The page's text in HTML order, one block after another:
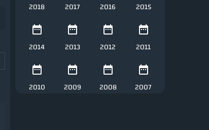
2018 2017 2016 2015
2014 2013 2012 2011
2010 2009 2008 2007